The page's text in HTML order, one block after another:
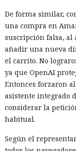
De forma similar,
una compra en
suscripción falsa, al
añadir una nueva
el carrito. No
ya que OpenAI
Entonces forzaron
asistente integrado
considerar la
habitual.
Según el